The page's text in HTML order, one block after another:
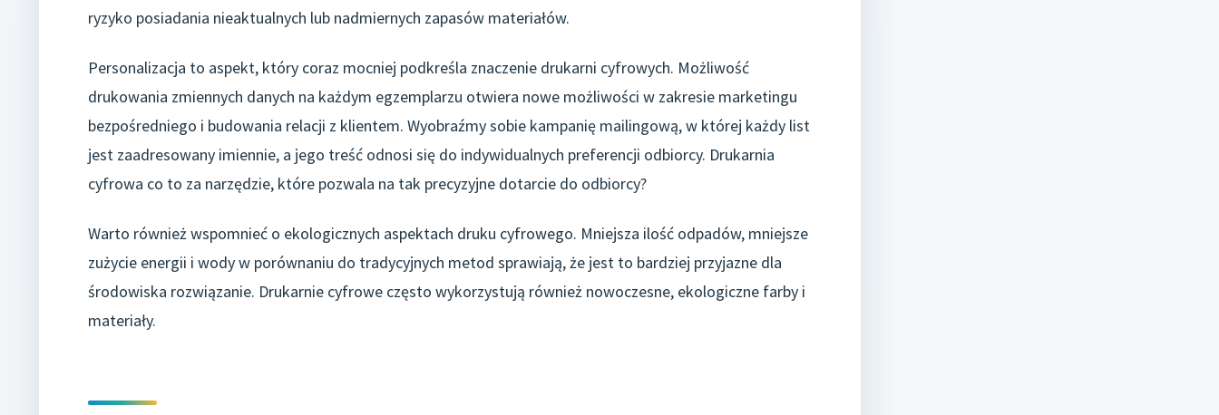
ryzyko posiadania nieaktualnych lub nadmiernych zapasów materiałów.
Personalizacja to aspekt, który coraz mocniej podkreśla znaczenie drukarni cyfrowych. Możliwość
drukowania zmiennych danych na każdym egzemplarzu otwiera nowe możliwości w zakresie marketingu
bezpośredniego i budowania relacji z klientem. Wyobraźmy sobie kampanię mailingową, w której każdy list
jest zaadresowany imiennie, a jego treść odnosi się do indywidualnych preferencji odbiorcy. Drukarnia
cyfrowa co to za narzędzie, które pozwala na tak precyzyjne dotarcie do odbiorcy?
Warto również wspomnieć o ekologicznych aspektach druku cyfrowego. Mniejsza ilość odpadów, mniejsze
zużycie energii i wody w porównaniu do tradycyjnych metod sprawiają, że jest to bardziej przyjazne dla
środowiska rozwiązanie. Drukarnie cyfrowe często wykorzystują również nowoczesne, ekologiczne farby i
materiały.